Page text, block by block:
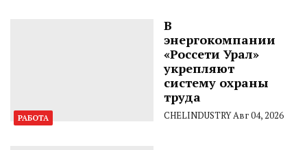
РАБОТА
В
энергокомпании
«Россети Урал»
укрепляют
систему охраны
труда
CHELINDUSTRYАвг 04, 2026